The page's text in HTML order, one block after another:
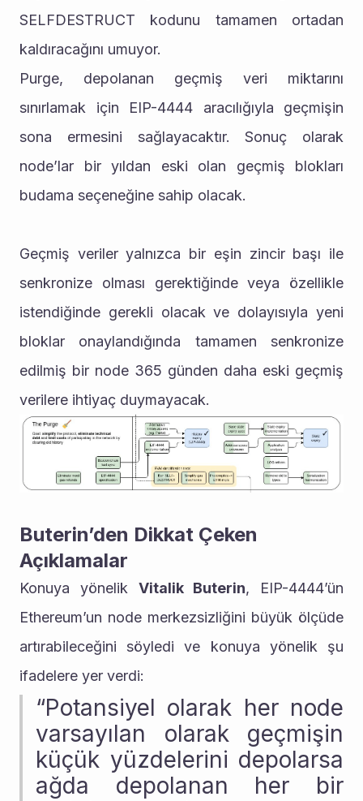
SELFDESTRUCT kodunu tamamen ortadan
kaldıracağını umuyor.
Purge, depolanan geçmiş veri miktarını
sınırlamak için EIP-4444 aracılığıyla geçmişin
sona ermesini sağlayacaktır. Sonuç olarak
node’lar bir yıldan eski olan geçmiş blokları
budama seçeneğine sahip olacak.
Geçmiş veriler yalnızca bir eşin zincir başı ile
senkronize olması gerektiğinde veya özellikle
istendiğinde gerekli olacak ve dolayısıyla yeni
bloklar onaylandığında tamamen senkronize
edilmiş bir node 365 günden daha eski geçmiş
verilere ihtiyaç duymayacak.
Buterin’den Dikkat Çeken
Açıklamalar
Konuya yönelik Vitalik Buterin, EIP-4444’ün
Ethereum’un node merkezsizliğini büyük ölçüde
artırabileceğini söyledi ve konuya yönelik şu
ifadelere yer verdi:
“Potansiyel olarak her node
varsayılan olarak geçmişin
küçük yüzdelerini depolarsa
ağda depolanan her bir